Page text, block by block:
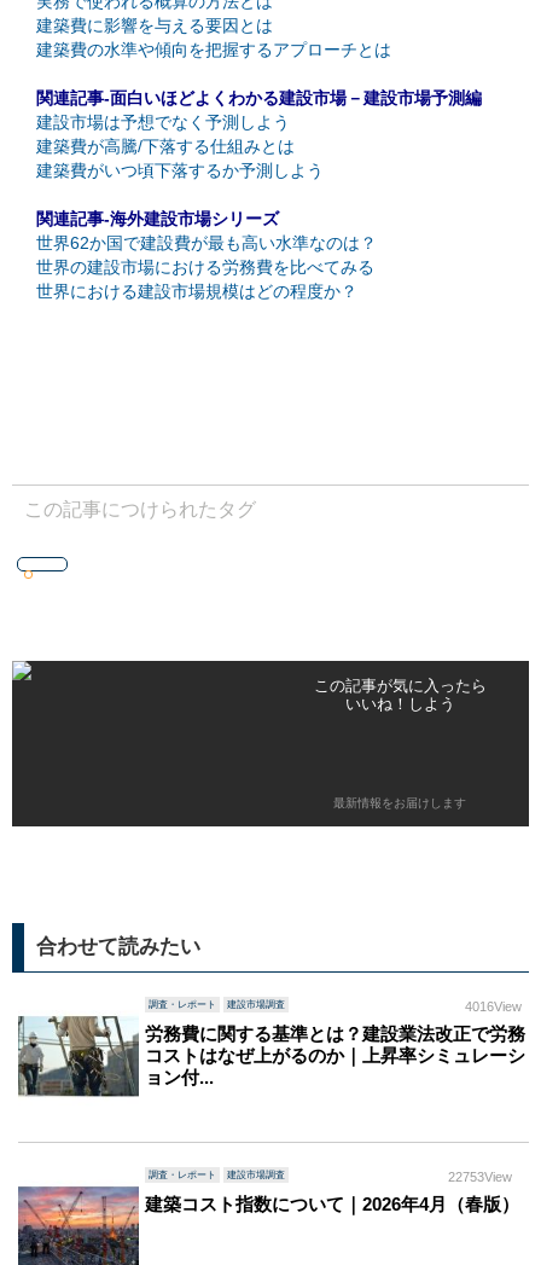
建築費に影響を与える要因とは
建築費の水準や傾向を把握するアプローチとは
関連記事-面白いほどよくわかる建設市場－建設市場予測編
建設市場は予想でなく予測しよう
建築費が高騰/下落する仕組みとは
建築費がいつ頃下落するか予測しよう
関連記事-海外建設市場シリーズ
世界62か国で建設費が最も高い水準なのは？
世界の建設市場における労務費を比べてみる
世界における建設市場規模はどの程度か？
この記事につけられたタグ
この記事が気に入ったら
いいね！しよう
最新情報をお届けします
合わせて読みたい
調査・レポート 建設市場調査 4016View
労務費に関する基準とは？建設業法改正で労務
コストはなぜ上がるのか｜上昇率シミュレーシ
ョン付...
調査・レポート 建設市場調査 22753View
建築コスト指数について｜2026年4月（春版）